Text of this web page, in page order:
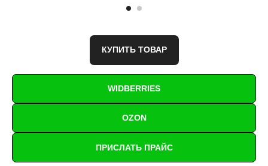
КУПИТЬ ТОВАР
WIDBERRIES
OZON
ПРИСЛАТЬ ПРАЙС